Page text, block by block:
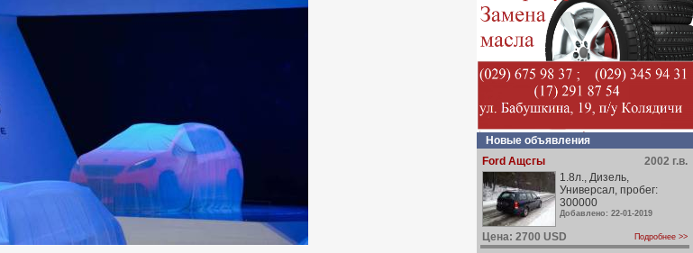
Новые объявления
Ford Ащсгы
2002 г.в.
1.8л., Дизель,
Универсал, пробег:
300000
Добавлено: 22-01-2019
Цена: 2700 USD Подробнее >>